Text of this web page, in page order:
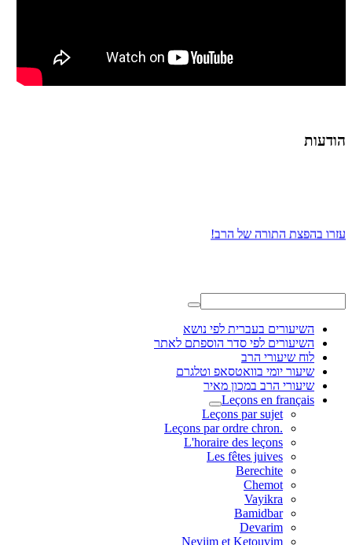
הודעות
עזרו בהפצת התורה של הרב!
השיעורים בעברית לפי נושא
השיעורים לפי סדר הוספתם לאתר
לוח שיעורי הרב
שיעור יומי בוואטסאפ וטלגרם
שיעורי הרב במכון מאיר
Leçons en français
Leçons par sujet
.Leçons par ordre chron
L'horaire des leçons
Les fêtes juives
Berechite
Chemot
Vayikra
Bamidbar
Devarim
Neviim et Ketouvim